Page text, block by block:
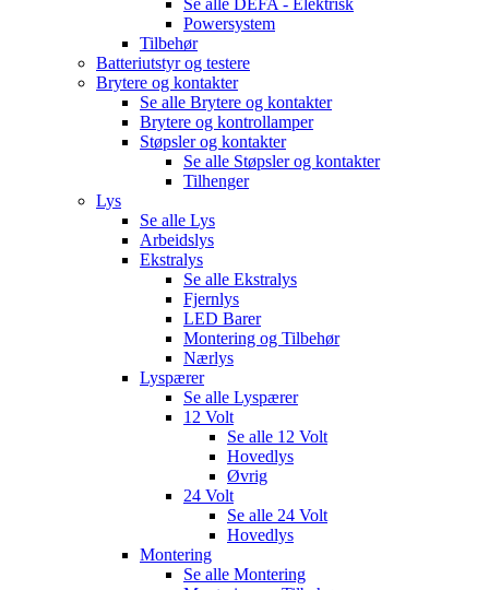
Powersystem
Tilbehør
Batteriutstyr og testere
Brytere og kontakter
Se alle Brytere og kontakter
Brytere og kontrollamper
Støpsler og kontakter
Se alle Støpsler og kontakter
Tilhenger
Lys
Se alle Lys
Arbeidslys
Ekstralys
Se alle Ekstralys
Fjernlys
LED Barer
Montering og Tilbehør
Nærlys
Lyspærer
Se alle Lyspærer
12 Volt
Se alle 12 Volt
Hovedlys
Øvrig
24 Volt
Se alle 24 Volt
Hovedlys
Montering
Se alle Montering